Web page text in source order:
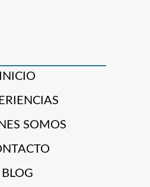
INICIO
SOMOS
BLOG